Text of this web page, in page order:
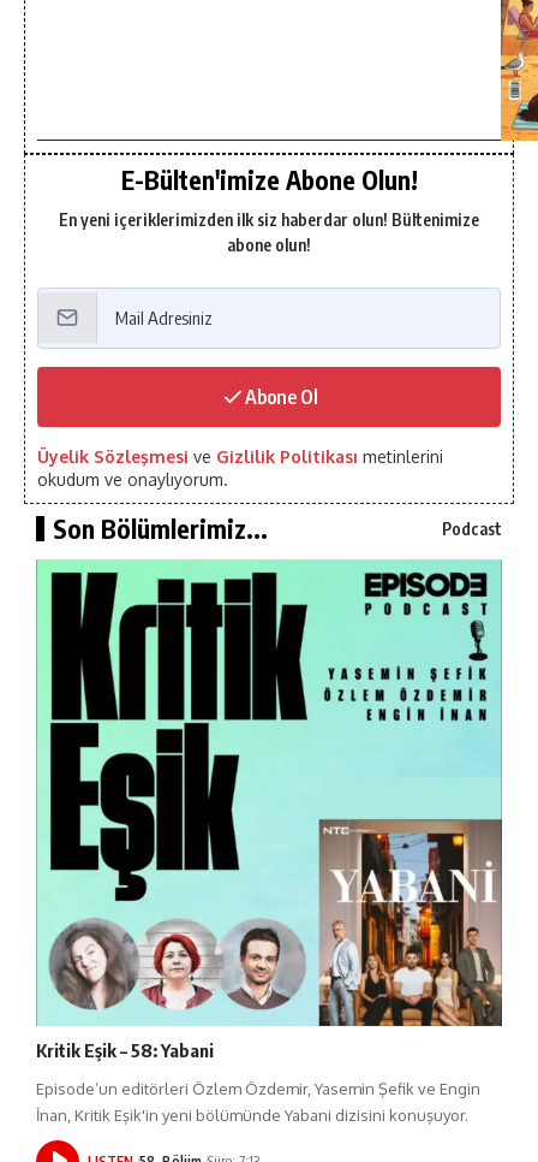
E-Bülten'imize Abone Olun!
En yeni içeriklerimizden ilk siz haberdar olun! Bültenimize
abone olun!
Abone Ol
Üyelik Sözleşmesi ve Gizlilik Politikası metinlerini
okudum ve onaylıyorum.
Son Bölümlerimiz... Podcast
Kritik Eşik – 58: Yabani
Episode’un editörleri Özlem Özdemir, Yasemin Şefik ve Engin
İnan, Kritik Eşik'in yeni bölümünde Yabani dizisini konuşuyor.